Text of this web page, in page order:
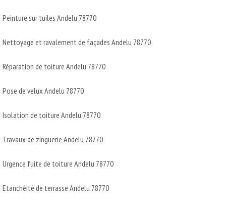
Peinture sur tuiles Andelu 78770
Nettoyage et ravalement de façades Andelu 78770
Réparation de toiture Andelu 78770
Pose de velux Andelu 78770
Isolation de toiture Andelu 78770
Travaux de zinguerie Andelu 78770
Urgence fuite de toiture Andelu 78770
Etanchéité de terrasse Andelu 78770